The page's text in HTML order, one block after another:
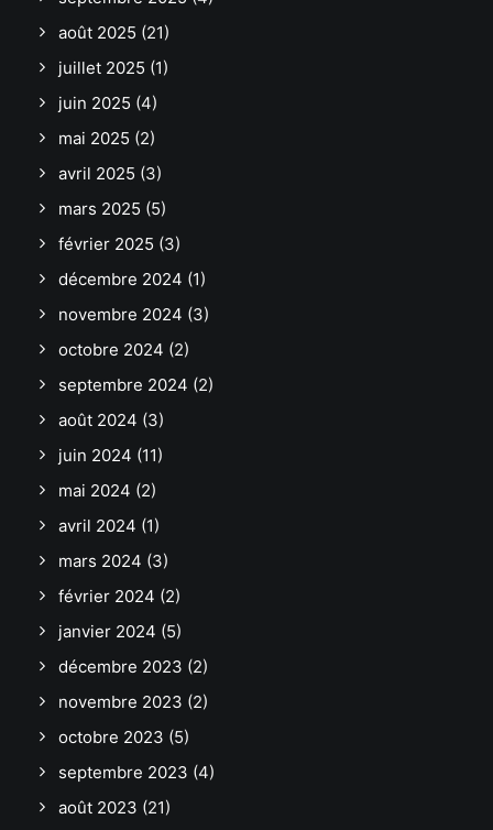
août 2025 (21)
juillet 2025 (1)
juin 2025 (4)
mai 2025 (2)
avril 2025 (3)
mars 2025 (5)
février 2025 (3)
décembre 2024 (1)
novembre 2024 (3)
octobre 2024 (2)
septembre 2024 (2)
août 2024 (3)
juin 2024 (11)
mai 2024 (2)
avril 2024 (1)
mars 2024 (3)
février 2024 (2)
janvier 2024 (5)
décembre 2023 (2)
novembre 2023 (2)
octobre 2023 (5)
septembre 2023 (4)
août 2023 (21)